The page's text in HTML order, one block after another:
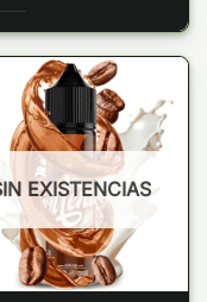
EXISTENCIAS